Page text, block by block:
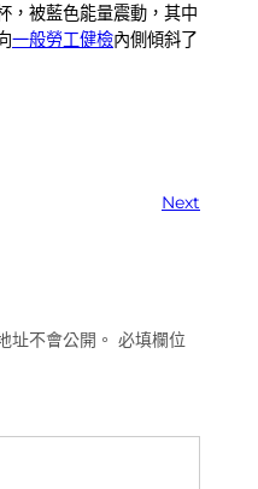
，被藍色能量震動，其中
一般勞工健檢內側傾斜了
Next
址不會公開。 必填欄位